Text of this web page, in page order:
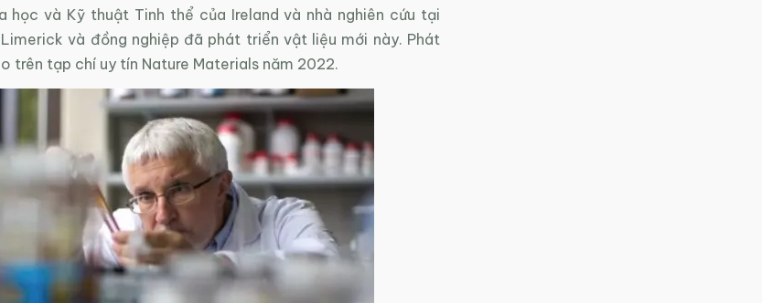
học và Kỹ thuật Tinh thể của Ireland và nhà nghiên cứu tại
và đồng nghiệp đã phát triển vật liệu mới này. Phát
trên tạp chí uy tín Nature Materials năm 2022.